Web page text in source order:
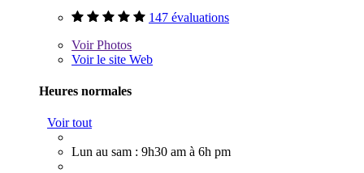
147 évaluations
VoirPhotos
Voir le site Web
Heures normales
Voir tout
Lun au sam : 9h30 am à 6h pm